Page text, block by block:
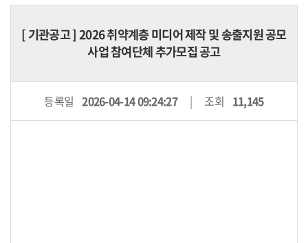
[기관공고] 2026 취약계층 미디어 제작 및 송출지원 공모
사업 참여단체 추가모집 공고
등록일 2026-04-14 09:24:27 조회 11,145